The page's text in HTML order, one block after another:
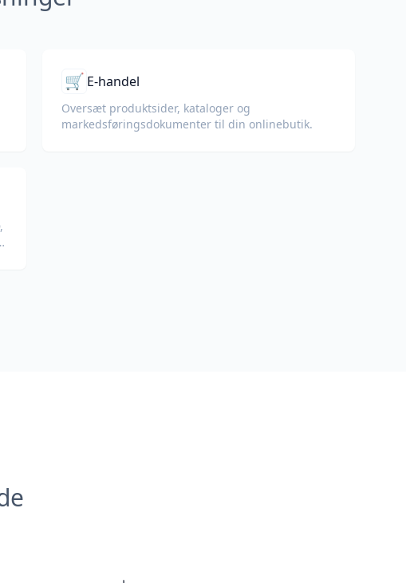
🛒 E-handel
Oversæt produktsider, kataloger og
markedsførings­dokumenter til din onlinebutik.